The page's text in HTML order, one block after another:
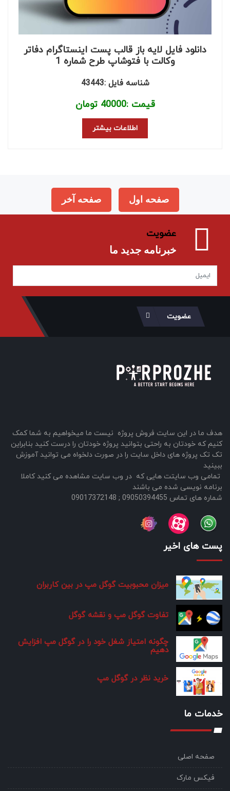
دانلود فایل لایه باز قالب پست اینستاگرام دفاتر
وکالت با فتوشاپ طرح شماره 1
شناسه فایل :43443
قیمت :40000 تومان
اطلاعات بیشتر
صفحه اول صفحه آخر
عضویت
خبرنامه جدید ما
عضویت
هدف ما در این سایت فروش پروژه نیست ما میخواهیم به شما کمک
کنیم که خودتان به راحتی بتوانید پروژه خودتان را درست کنید بنابراین
تک تک پروژه های داخل سایت را در صورت دلخواه می توانید آموزش
ببینید
تمامی وب سایتت هایی که در وب سایت مشاهده می کنید کاملا
برنامه نویسی شده می باشند
شماره های تماس 09050394455 ; 09017372148
پست های اخیر
میزان محبوبیت گوگل مپ در بین کاربران
تفاوت گوگل مپ و نقشه گوگل
چگونه امتیاز شغل خود را در گوگل مپ افزایش
دهیم
خرید نظر در گوگل مپ
خدمات ما
صفحه اصلی
فیکس مارک